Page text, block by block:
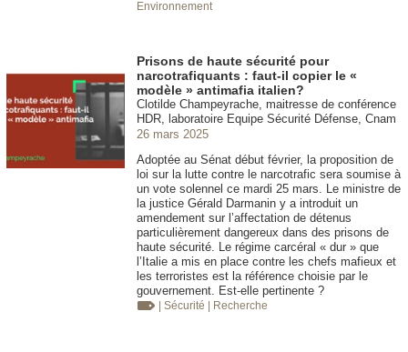
Environnement
Prisons de haute sécurité pour
narcotrafiquants : faut-il copier le «
modèle » antimafia italien?
Clotilde Champeyrache, maitresse de conférence
HDR, laboratoire Equipe Sécurité Défense, Cnam
26 mars 2025
Adoptée au Sénat début février, la proposition de
loi sur la lutte contre le narcotrafic sera soumise à
un vote solennel ce mardi 25 mars. Le ministre de
la justice Gérald Darmanin y a introduit un
amendement sur l’affectation de détenus
particulièrement dangereux dans des prisons de
haute sécurité. Le régime carcéral « dur » que
l’Italie a mis en place contre les chefs mafieux et
les terroristes est la référence choisie par le
gouvernement. Est-elle pertinente ?
| Sécurité | Recherche